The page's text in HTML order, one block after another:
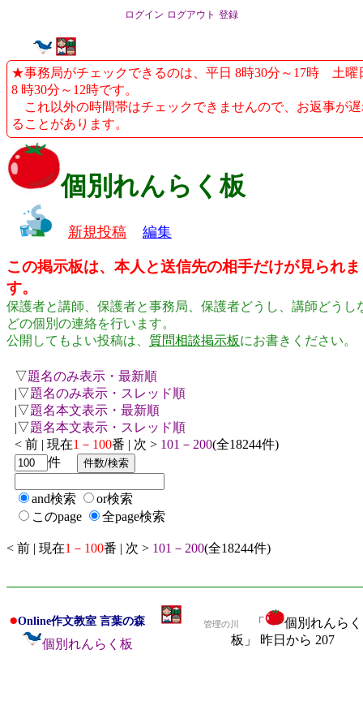
ログイン ログアウト 登録
★事務局がチェックできるのは、平日 8時30分～17時 土曜
8 時30分～12時です。
これ以外の時間帯はチェックできませんので、お返事が
ることがあります。
個別れんらく板
新規投稿 編集
この掲示板は、本人と送信先の相手だけが見られま
す。
保護者と講師、保護者と事務局、保護者どうし、講師どうし
どの個別の連絡を行います。
公開してもよい投稿は、 質問相談掲示板にお書きください。
▽題名のみ表示・最新順
|▽題名のみ表示・スレッド順
|▽題名本文表示・最新順
|▽題名本文表示・スレッド順
< 前 | 現在1－100番 | 次 > 101－200(全18244件)
件
and検索
or検索
このpage
全page検索
< 前 | 現在1－100番 | 次 > 101－200(全18244件)
●Online作文教室 言葉の森
個別れんらく板
管理の川 「
個別れんらく
板」 昨日から 207